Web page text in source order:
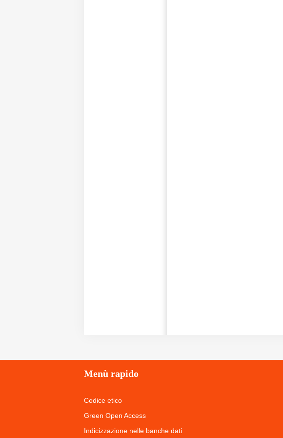
Menù rapido
Codice etico
Green Open Access
Indicizzazione nelle banche dati